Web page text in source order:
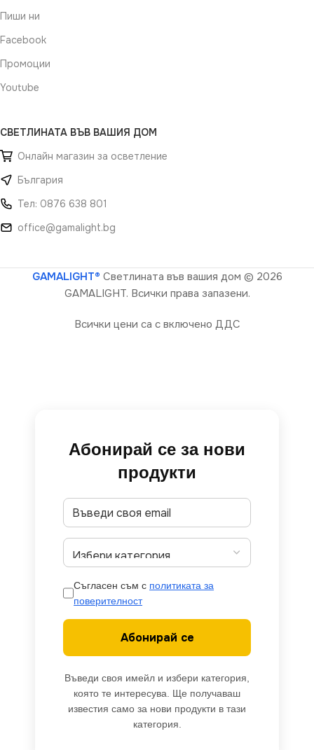
Пиши ни
Facebook
Промоции
Youtube
СВЕТЛИНАТА ВЪВ ВАШИЯ ДОМ
Онлайн магазин за осветление
България
Тел: 0876 638 801
office@gamalight.bg
GAMALIGHT® Светлината във вашия дом © 2026
GAMALIGHT. Всички права запазени.
Всички цени са с включено ДДС
Абонирай се за нови
продукти
Съгласен съм с политиката за
поверителност
Абонирай се
Въведи своя имейл и избери категория,
която те интересува. Ще получаваш
известия само за нови продукти в тази
категория.